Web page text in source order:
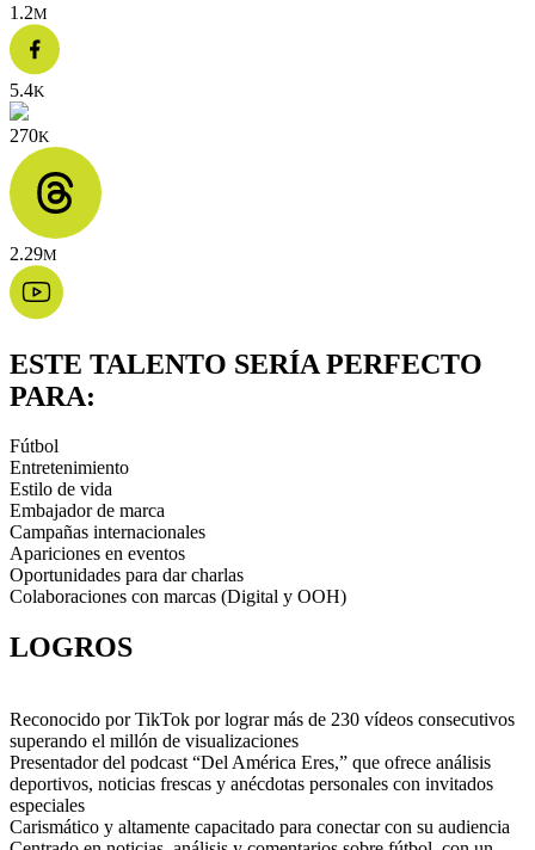
1.2M
5.4K
270K
2.29M
ESTE TALENTO SERÍA PERFECTO
PARA:
Fútbol
Entretenimiento
Estilo de vida
Embajador de marca
Campañas internacionales
Apariciones en eventos
Oportunidades para dar charlas
Colaboraciones con marcas (Digital y OOH)
LOGROS
Reconocido por TikTok por lograr más de 230 vídeos consecutivos
superando el millón de visualizaciones
Presentador del podcast “Del América Eres,” que ofrece análisis
deportivos, noticias frescas y anécdotas personales con invitados
especiales
Carismático y altamente capacitado para conectar con su audiencia